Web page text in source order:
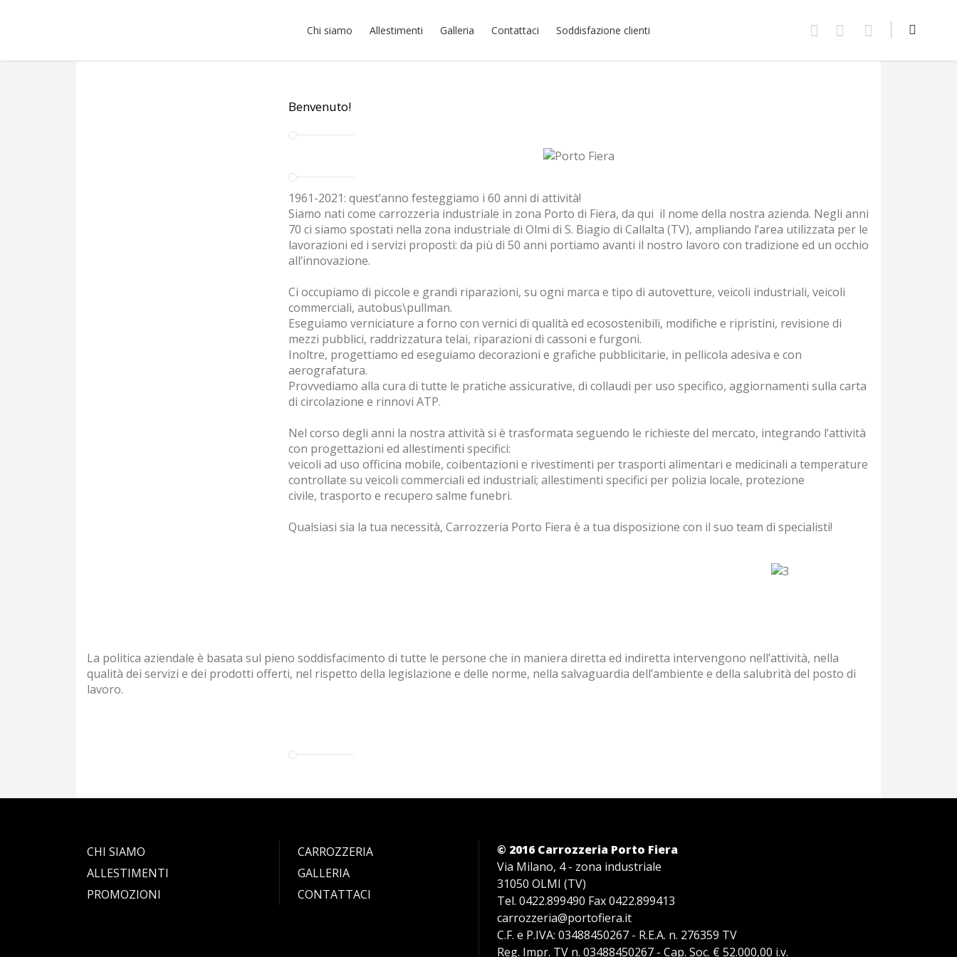
Chi siamo Allestimenti Galleria Contattaci Soddisfazione clienti
Benvenuto!
1961-2021: quest’anno festeggiamo i 60 anni di attività!
Siamo nati come carrozzeria industriale in zona Porto di Fiera, da qui il nome della nostra azienda. Negli anni
70 ci siamo spostati nella zona industriale di Olmi di S. Biagio di Callalta (TV), ampliando l’area utilizzata per le
lavorazioni ed i servizi proposti: da più di 50 anni portiamo avanti il nostro lavoro con tradizione ed un occhio
all’innovazione.
Ci occupiamo di piccole e grandi riparazioni, su ogni marca e tipo di autovetture, veicoli industriali, veicoli
commerciali, autobus\pullman.
Eseguiamo verniciature a forno con vernici di qualità ed ecosostenibili, modifiche e ripristini, revisione di
mezzi pubblici, raddrizzatura telai, riparazioni di cassoni e furgoni.
Inoltre, progettiamo ed eseguiamo decorazioni e grafiche pubblicitarie, in pellicola adesiva e con
aerografatura.
Provvediamo alla cura di tutte le pratiche assicurative, di collaudi per uso specifico, aggiornamenti sulla carta
di circolazione e rinnovi ATP.
Nel corso degli anni la nostra attività si è trasformata seguendo le richieste del mercato, integrando l’attività
con progettazioni ed allestimenti specifici:
veicoli ad uso officina mobile, coibentazioni e rivestimenti per trasporti alimentari e medicinali a temperature
controllate su veicoli commerciali ed industriali; allestimenti specifici per polizia locale, protezione
civile, trasporto e recupero salme funebri.
Qualsiasi sia la tua necessità, Carrozzeria Porto Fiera è a tua disposizione con il suo team di specialisti!
La politica aziendale è basata sul pieno soddisfacimento di tutte le persone che in maniera diretta ed indiretta intervengono nell’attività, nella
qualità dei servizi e dei prodotti offerti, nel rispetto della legislazione e delle norme, nella salvaguardia dell’ambiente e della salubrità del posto di
lavoro.
CHI SIAMO
ALLESTIMENTI
PROMOZIONI
CARROZZERIA
GALLERIA
CONTATTACI
© 2016 Carrozzeria Porto Fiera
Via Milano, 4 - zona industriale
31050 OLMI (TV)
Tel. 0422.899490 Fax 0422.899413
carrozzeria@portofiera.it
C.F. e P.IVA: 03488450267 - R.E.A. n. 276359 TV
Reg. Impr. TV n. 03488450267 - Cap. Soc. € 52.000,00 i.v.